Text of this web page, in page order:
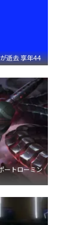
逝去 享年44
ートローミン